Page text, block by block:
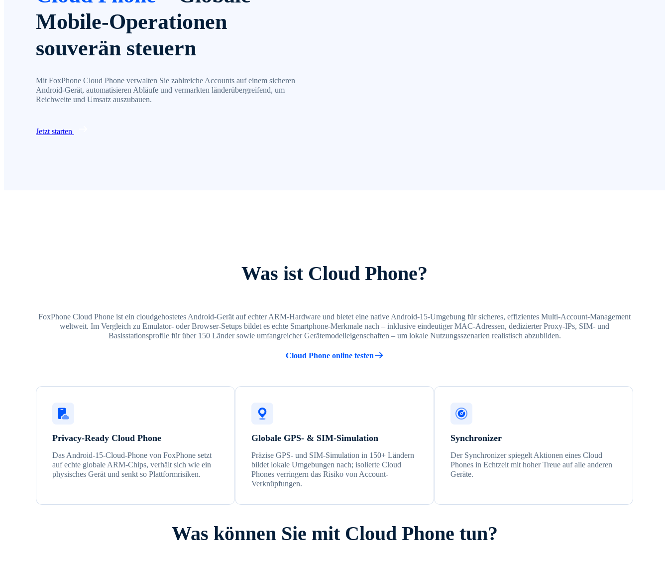
Mobile-Operationen
souverän steuern
Mit FoxPhone Cloud Phone verwalten Sie zahlreiche Accounts auf einem sicheren
Android-Gerät, automatisieren Abläufe und vermarkten länderübergreifend, um
Reichweite und Umsatz auszubauen.
Jetzt starten
Was ist Cloud Phone?
FoxPhone Cloud Phone ist ein cloudgehostetes Android-Gerät auf echter ARM-Hardware und bietet eine native Android-15-Umgebung für sicheres, effizientes Multi-Account-Management
weltweit. Im Vergleich zu Emulator- oder Browser-Setups bildet es echte Smartphone-Merkmale nach – inklusive eindeutiger MAC-Adressen, dedizierter Proxy-IPs, SIM- und
Basisstationsprofile für über 150 Länder sowie umfangreicher Gerätemodelleigenschaften – um lokale Nutzungsszenarien realistisch abzubilden.
Cloud Phone online testen
Privacy-Ready Cloud Phone
Das Android-15-Cloud-Phone von FoxPhone setzt
auf echte globale ARM-Chips, verhält sich wie ein
physisches Gerät und senkt so Plattformrisiken.
Globale GPS- & SIM-Simulation
Präzise GPS- und SIM-Simulation in 150+ Ländern
bildet lokale Umgebungen nach; isolierte Cloud
Phones verringern das Risiko von Account-
Verknüpfungen.
Synchronizer
Der Synchronizer spiegelt Aktionen eines Cloud
Phones in Echtzeit mit hoher Treue auf alle anderen
Geräte.
Was können Sie mit Cloud Phone tun?